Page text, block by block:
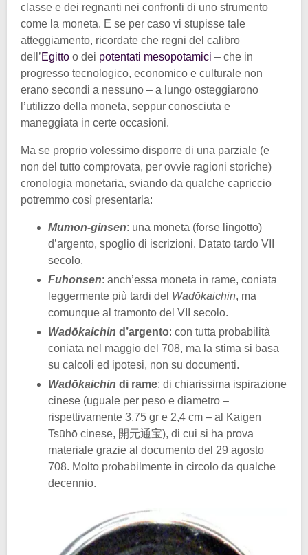
classe e dei regnanti nei confronti di uno strumento
come la moneta. E se per caso vi stupisse tale
atteggiamento, ricordate che regni del calibro
dell’Egitto o dei potentati mesopotamici – che in
progresso tecnologico, economico e culturale non
erano secondi a nessuno – a lungo osteggiarono
l’utilizzo della moneta, seppur conosciuta e
maneggiata in certe occasioni.
Ma se proprio volessimo disporre di una parziale (e
non del tutto comprovata, per ovvie ragioni storiche)
cronologia monetaria, sviando da qualche capriccio
potremmo così presentarla:
Mumon-ginsen: una moneta (forse lingotto)
d’argento, spoglio di iscrizioni. Datato tardo VII
secolo.
Fuhonsen: anch’essa moneta in rame, coniata
leggermente più tardi del Wadōkaichin, ma
comunque al tramonto del VII secolo.
Wadōkaichin d’argento: con tutta probabilità
coniata nel maggio del 708, ma la stima si basa
su calcoli ed ipotesi, non su documenti.
Wadōkaichin di rame: di chiarissima ispirazione
cinese (uguale per peso e diametro –
rispettivamente 3,75 gr e 2,4 cm – al Kaigen
Tsūhō cinese, 開元通宝), di cui si ha prova
materiale grazie al documento del 29 agosto
708. Molto probabilmente in circolo da qualche
decennio.